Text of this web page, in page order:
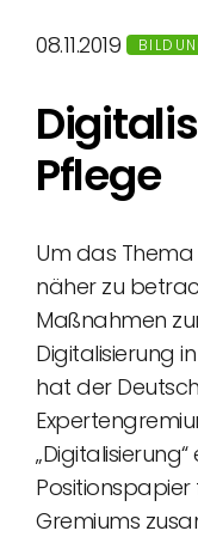
08.11.2019
Pflege
Um das Thema
näher zu
Maßnahmen
Digitalisierung
hat der
Gremiums